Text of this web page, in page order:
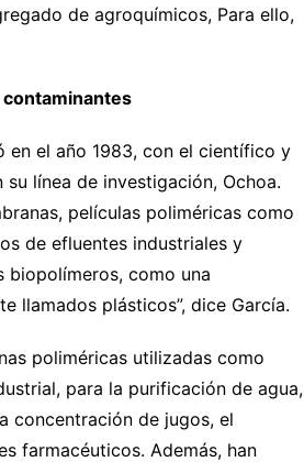
de agroquímicos, Para ello,
en el año 1983, con el científico y
línea de investigación, Ochoa.
películas poliméricas como
de efluentes industriales y
biopolímeros, como una
llamados plásticos”, dice García.
poliméricas utilizadas como
para la purificación de agua,
concentración de jugos, el
farmacéuticos. Además, han